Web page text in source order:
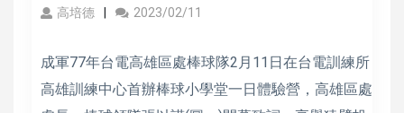
高培德 2023/02/11
成軍77年台電高雄區處棒球隊2月11日在台電訓練所
高雄訓練中心首辦棒球小學堂一日體驗營，高雄區處